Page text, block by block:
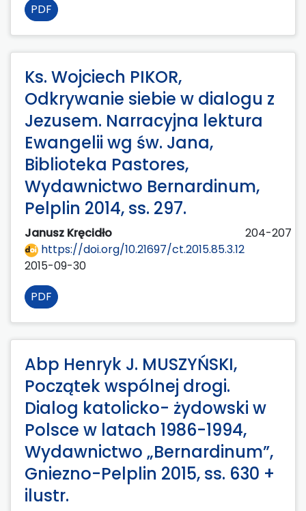
PDF
Ks. Wojciech PIKOR,
Odkrywanie siebie w dialogu z
Jezusem. Narracyjna lektura
Ewangelii wg św. Jana,
Biblioteka Pastores,
Wydawnictwo Bernardinum,
Pelplin 2014, ss. 297.
Janusz Kręcidło
204-207
https://doi.org/10.21697/ct.2015.85.3.12
2015-09-30
PDF
Abp Henryk J. MUSZYŃSKI,
Początek wspólnej drogi.
Dialog katolicko- żydowski w
Polsce w latach 1986-1994,
Wydawnictwo „Bernardinum”,
Gniezno-Pelplin 2015, ss. 630 +
ilustr.